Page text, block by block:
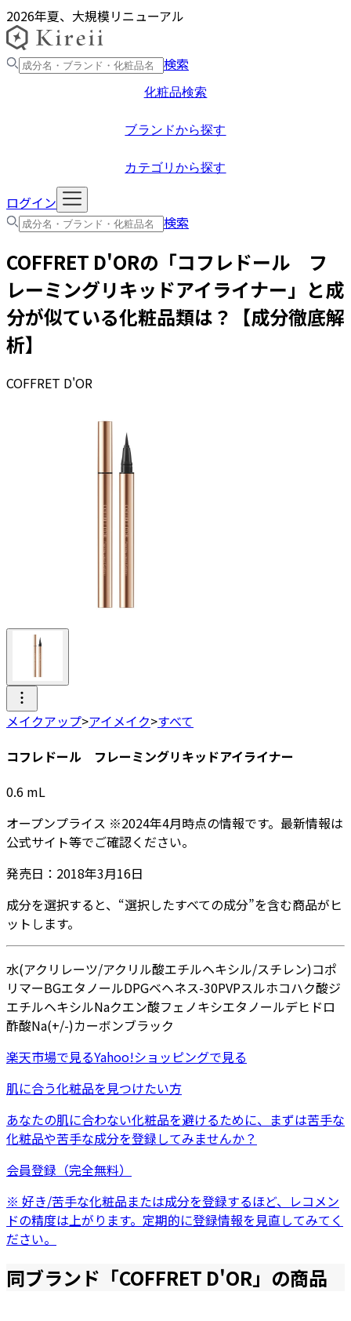
2026年夏、大規模リニューアル
検索
化粧品検索
ブランドから探す
カテゴリから探す
ログイン
検索
COFFRET D'ORの「コフレドール フ
レーミングリキッドアイライナー 」と成
分が似ている化粧品類は？【成分徹底解
析】
COFFRET D'OR
メイクアップ>アイメイク>すべて
コフレドール フレーミングリキッドアイライナー
0.6 mL
オープンプライス ※2024年4月時点の情報です。最新情報は
公式サイト等でご確認ください。
発売日： 2018年3月16日
成分を選択すると、“選択したすべての成分”を含む商品がヒ
ットします。
水(アクリレーツ/アクリル酸エチルヘキシル/スチレン)コポ
リマーBGエタノールDPGベヘネス-30PVPスルホコハク酸ジ
エチルヘキシルNaクエン酸フェノキシエタノールデヒドロ
酢酸Na(+/-)カーボンブラック
楽天市場で見るYahoo!ショッピングで見る
肌に合う化粧品を見つけたい方
あなたの肌に合わない化粧品を避けるために、まずは苦手な
化粧品や苦手な成分を登録してみませんか？
会員登録（完全無料）
※ 好き/苦手な化粧品または成分を登録するほど、レコメン
ドの精度は上がります。定期的に登録情報を見直してみてく
ださい。
同ブランド「COFFRET D'OR」の商品